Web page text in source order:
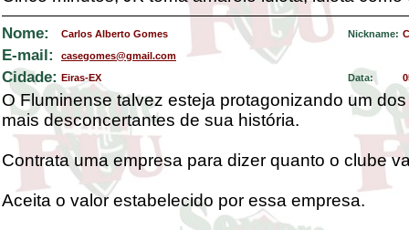
Nome: Carlos Alberto Gomes Nickname:
E-mail: casegomes@gmail.com
Cidade: Eiras-EX Data:
O Fluminense talvez esteja protagonizando um
mais desconcertantes de sua história.
Contrata uma empresa para dizer quanto o clube
Aceita o valor estabelecido por essa empresa.